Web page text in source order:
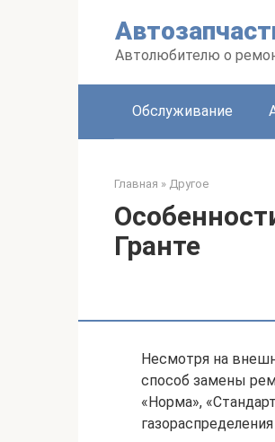
Автолюбителю о
Обслуживание
Главная » Другое
Гранте
Несмотря на
способ замены
«Норма»,